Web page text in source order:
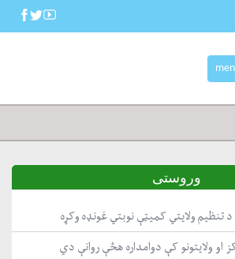
وروستی
ولایتي کمیټې نوبتي غونډه وکړه
او ولایتونو کې دوامداره هڅې روانې دي